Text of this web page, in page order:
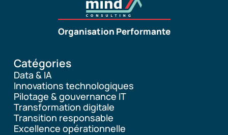
Organisation Performante
Catégories
Data & IA
Innovations technologiques
Pilotage & gouvernance IT
Transformation digitale
Transition responsable
Excellence opérationnelle